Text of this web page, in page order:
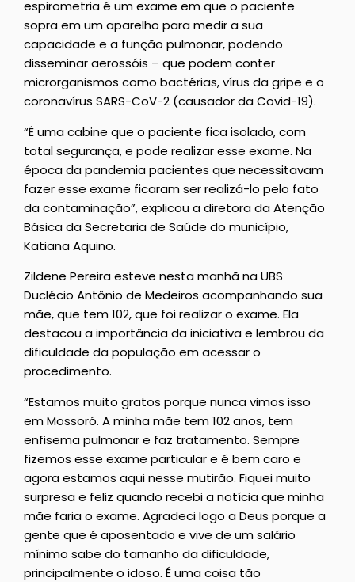
espirometria é um exame em que o paciente
sopra em um aparelho para medir a sua
capacidade e a função pulmonar, podendo
disseminar aerossóis – que podem conter
microrganismos como bactérias, vírus da gripe e o
coronavírus SARS-CoV-2 (causador da Covid-19).
“É uma cabine que o paciente fica isolado, com
total segurança, e pode realizar esse exame. Na
época da pandemia pacientes que necessitavam
fazer esse exame ficaram ser realizá-lo pelo fato
da contaminação”, explicou a diretora da Atenção
Básica da Secretaria de Saúde do município,
Katiana Aquino.
Zildene Pereira esteve nesta manhã na UBS
Duclécio Antônio de Medeiros acompanhando sua
mãe, que tem 102, que foi realizar o exame. Ela
destacou a importância da iniciativa e lembrou da
dificuldade da população em acessar o
procedimento.
“Estamos muito gratos porque nunca vimos isso
em Mossoró. A minha mãe tem 102 anos, tem
enfisema pulmonar e faz tratamento. Sempre
fizemos esse exame particular e é bem caro e
agora estamos aqui nesse mutirão. Fiquei muito
surpresa e feliz quando recebi a notícia que minha
mãe faria o exame. Agradeci logo a Deus porque a
gente que é aposentado e vive de um salário
mínimo sabe do tamanho da dificuldade,
principalmente o idoso. É uma coisa tão